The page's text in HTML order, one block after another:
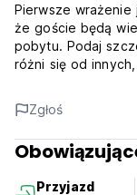
Pierwsze wrażenie
że goście będą
pobytu. Podaj
różni się od
Keramas to
stroną i jest
szybka, ale
doświadczonych
wiatr jest najlepszy
Zgłoś
Przyjazd